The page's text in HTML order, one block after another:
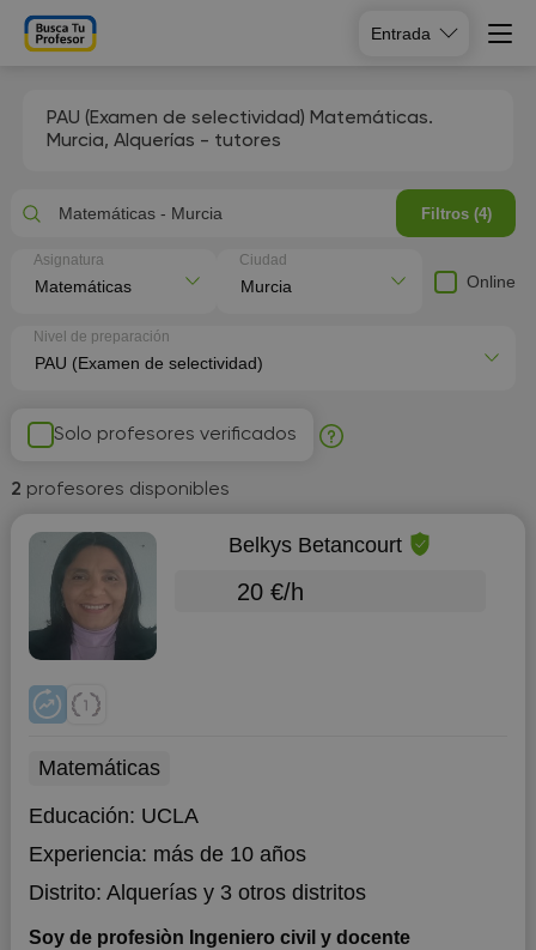
Entrada
PAU (Examen de selectividad) Matemáticas.
Murcia, Alquerías - tutores
Solo profesores verificados
2 profesores disponibles
Belkys Betancourt
20 €/h
Matemáticas
Educación: UCLA
Experiencia: más de 10 años
Distrito: Alqueríasy 3 otros distritos
Soy de profesiòn Ingeniero civil y docente
Matemáticas - Murcia Filtros (4)
Asignatura Ciudad
Online
Nivel de preparación